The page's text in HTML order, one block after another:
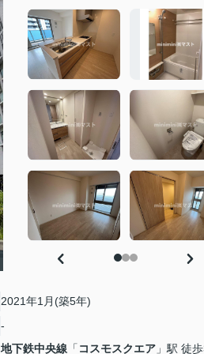
2021年1月(築5年)
-
地下鉄中央線 「 コスモスクエア 」駅 徒